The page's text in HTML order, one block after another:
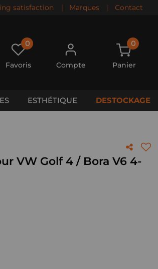
satisfaction | Marques | Contact
0
Favoris Compte
0
Panier
ESTHÉTIQUE DESTOCKAGE
VW Golf 4 / Bora V6 4-